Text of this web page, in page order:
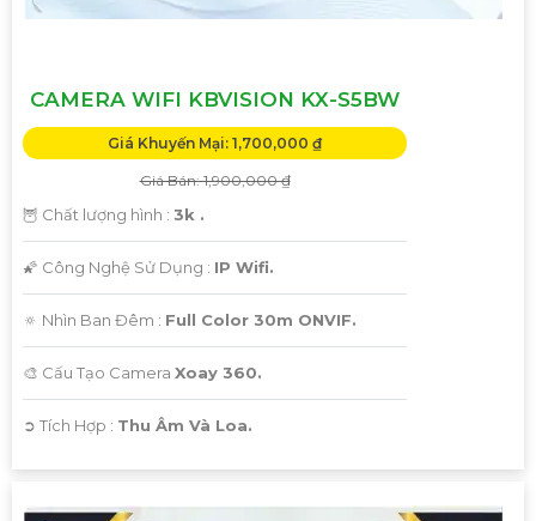
CAMERA WIFI KBVISION KX-S5BW
Giá Khuyến Mại: 1,700,000 ₫
Giá Bán: 1,900,000 ₫
🦉 Chất lượng hình : 3k .
🌠 Công Nghệ Sử Dụng : IP Wifi.
🔅 Nhìn Ban Đêm : Full Color 30m ONVIF.
🎨 Cấu Tạo Camera Xoay 360.
️➲ Tích Hợp : Thu Âm Và Loa.